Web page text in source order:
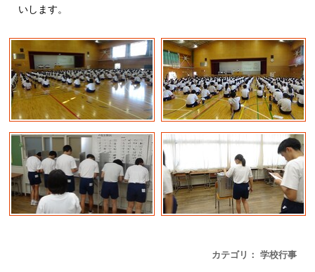
カテゴリ： 学校行事
いします。